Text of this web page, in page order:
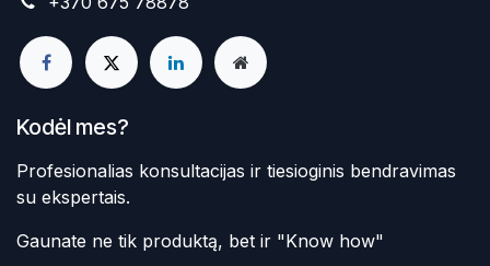
Kodėl mes?
Profesionalias konsultacijas ir tiesioginis bendravimas
su ekspertais.
Gaunate ne tik produktą, bet ir "Know how"